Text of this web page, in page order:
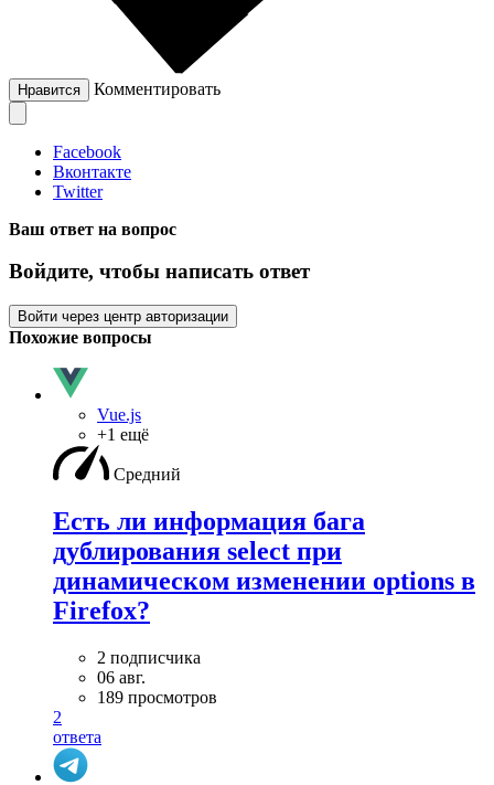
Нравится Комментировать
Facebook
Вконтакте
Twitter
Ваш ответ на вопрос
Войдите, чтобы написать ответ
Войти через центр авторизации
Похожие вопросы
Vue.js
+1 ещё
Средний
Есть ли информация бага
дублирования select при
динамическом изменении options в
Firefox?
2 подписчика
06 авг.
189 просмотров
2
ответа